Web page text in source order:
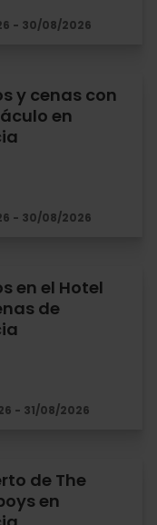
- 30/08/2026
y cenas con
en
- 30/08/2026
en el Hotel
de
- 31/08/2026
de The
en